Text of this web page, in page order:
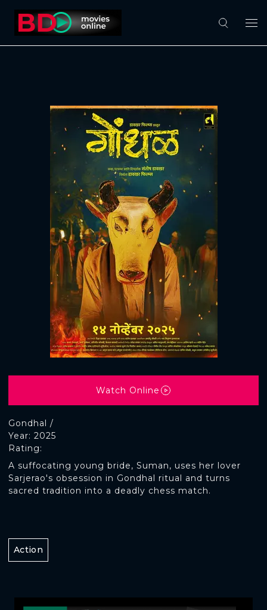
Gondhal /
Rating:
Year: 2025
A suffocating young bride, Suman, uses her lover
Sarjerao's obsession in Gondhal ritual and turns
sacred tradition into a deadly chess match.
Watch Online
Action